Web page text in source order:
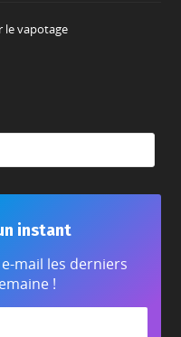
le vapotage
instant
mail les derniers
!